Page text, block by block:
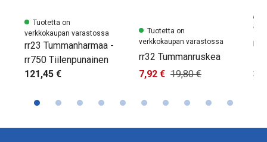
Tuotetta on
verkkokaupan varastossa
rr23 Tummanharmaa -
rr750 Tiilenpunainen
121,45 €
Tuotetta on
verkkokaupan varastossa
rr32 Tummanruskea
7,92 € 19,80 €